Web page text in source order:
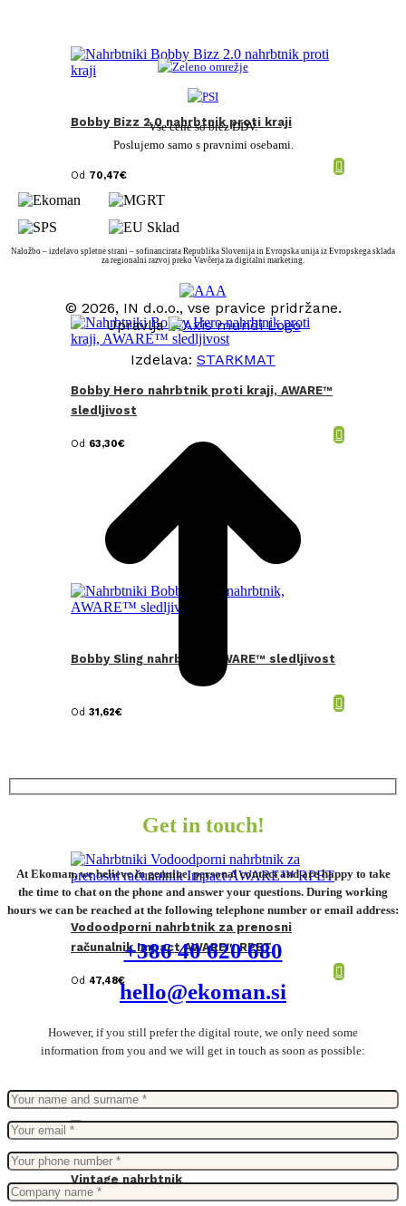
Bobby Bizz 2.0 nahrbtnik proti kraji
Od 70,47€
Bobby Hero nahrbtnik proti kraji, AWARE™
sledljivost
Od 63,30€
Bobby Sling nahrbtnik, AWARE™ sledljivost
Od 31,62€
Vodoodporni nahrbtnik za prenosni
računalnik Impact AWARE™ RPET
Od 47,48€
Vintage nahrbtnik
Vse cene so brez DDV.
Poslujemo samo s pravnimi osebami.
Naložbo – izdelavo spletne strani – sofinancirata Republika Slovenija in Evropska unija iz Evropskega sklada
za regionalni razvoj preko Vavčerja za digitalni marketing.
© 2026, IN d.o.o., vse pravice pridržane.
Upravlja
Izdelava: STARKMAT
Get in touch!
At Ekoman, we believe in genuine, personal contact and are happy to take
the time to chat on the phone and answer your questions. During working
hours we can be reached at the following telephone number or email address:
+386 40 620 680
hello@ekoman.si
However, if you still prefer the digital route, we only need some
information from you and we will get in touch as soon as possible: